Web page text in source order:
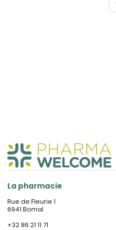
La pharmacie
Rue de Fleurie 1
6941 Bomal
+32 86 21 11 71